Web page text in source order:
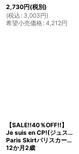
2,730円(税別)
(税込 : 3,003円)
希望小売価格: 4,212円
【SALE!!40％OFF!!】
Je suis en CP!(ジュスィザンセーペー)
Paris Skirtパリスカート(ローズフラワーズ)
12か月2歳